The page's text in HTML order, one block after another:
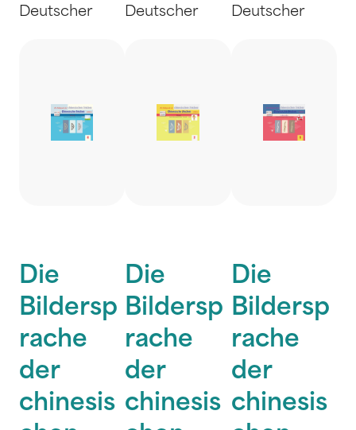
Deutscher
Deutscher
Deutscher
Die
Bildersp
rache
der
chinesis
Die
Bildersp
rache
der
chinesis
Die
Bildersp
rache
der
chinesis